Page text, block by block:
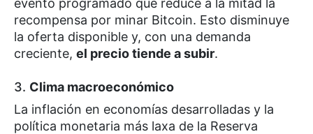
recompensa por minar Bitcoin. Esto disminuye
la oferta disponible y, con una demanda
creciente, el precio tiende a subir.
3. Clima macroeconómico
La inflación en economías desarrolladas y la
política monetaria más laxa de la Reserva